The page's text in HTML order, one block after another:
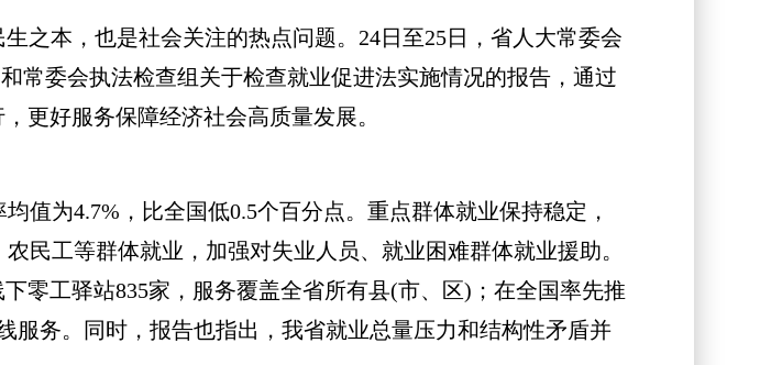
本，也是社会关注的热点问题。24日至25日，省人大常委会
常委会执法检查组关于检查就业促进法实施情况的报告，通过
更好服务保障经济社会高质量发展。
为4.7%，比全国低0.5个百分点。重点群体就业保持稳定，
民工等群体就业，加强对失业人员、就业困难群体就业援助。
零工驿站835家，服务覆盖全省所有县(市、区)；在全国率先推
服务。同时，报告也指出，我省就业总量压力和结构性矛盾并